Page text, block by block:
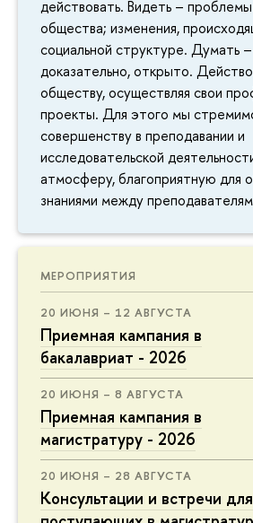
действовать. Видеть –
общества; изменения,
социальной структуре. Думать
доказательно, открыто.
обществу, осуществляя свои
проекты. Для этого мы
совершенству в преподавании и
исследовательской
атмосферу, благоприятную для
знаниями между
МЕРОПРИЯТИЯ
20 ИЮНЯ – 12 АВГУСТА
Приемная кампания в
бакалавриат - 2026
20 ИЮНЯ – 8 АВГУСТА
Приемная кампания в
магистратуру - 2026
20 ИЮНЯ – 28 АВГУСТА
Консультации и встречи для